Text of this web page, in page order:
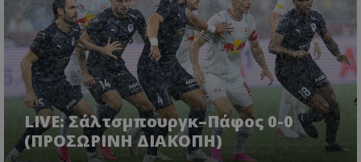
LIVE: Σάλτσμπουργκ–Πάφος 0-0
(ΠΡΟΣΩΡΙΝΗ ΔΙΑΚΟΠΗ)